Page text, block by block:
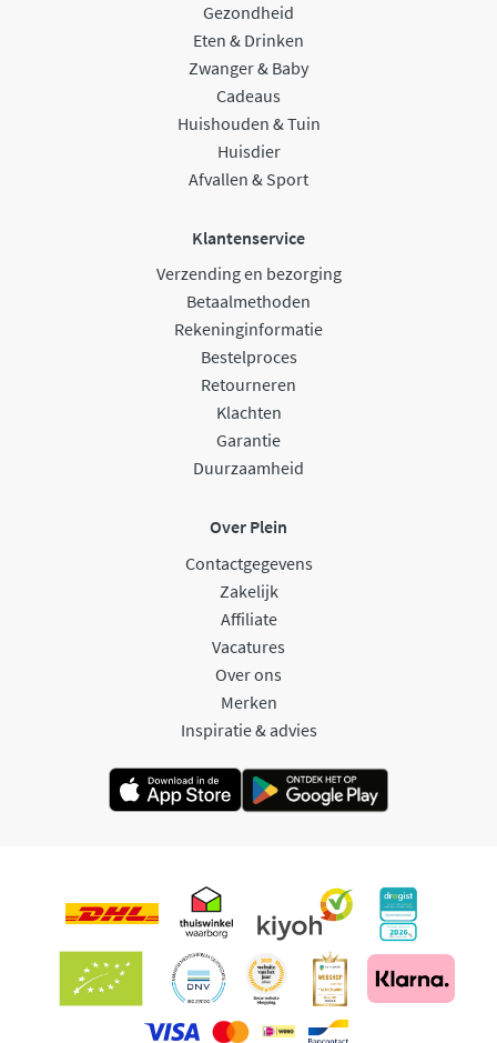
Gezondheid
Eten & Drinken
Zwanger & Baby
Cadeaus
Huishouden & Tuin
Huisdier
Afvallen & Sport
Klantenservice
Verzending en bezorging
Betaalmethoden
Rekeninginformatie
Bestelproces
Retourneren
Klachten
Garantie
Duurzaamheid
Over Plein
Contactgegevens
Zakelijk
Affiliate
Vacatures
Over ons
Merken
Inspiratie & advies